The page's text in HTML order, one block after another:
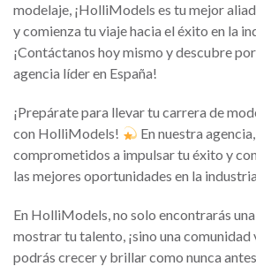
modelaje, ¡HolliModels es tu mejor
y comienza tu viaje hacia el éxito en la
¡Contáctanos hoy mismo y descubre
agencia líder en España!
¡Prepárate para llevar tu carrera de
con HolliModels!
En nuestra
comprometidos a impulsar tu éxito y
las mejores oportunidades en la
En HolliModels, no solo encontrarás
mostrar tu talento, ¡sino una
podrás crecer y brillar como nunca